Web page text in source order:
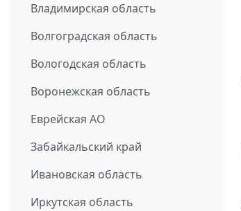
Владимирская область
Волгоградская область
Вологодская область
Воронежская область
Еврейская АО
Забайкальский край
Ивановская область
Иркутская область